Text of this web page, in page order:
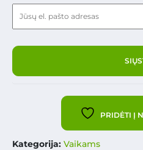
PRIDĖTI Į
Kategorija: Vaikams